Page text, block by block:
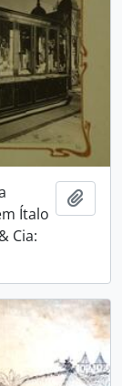
Ítalo
Cia: